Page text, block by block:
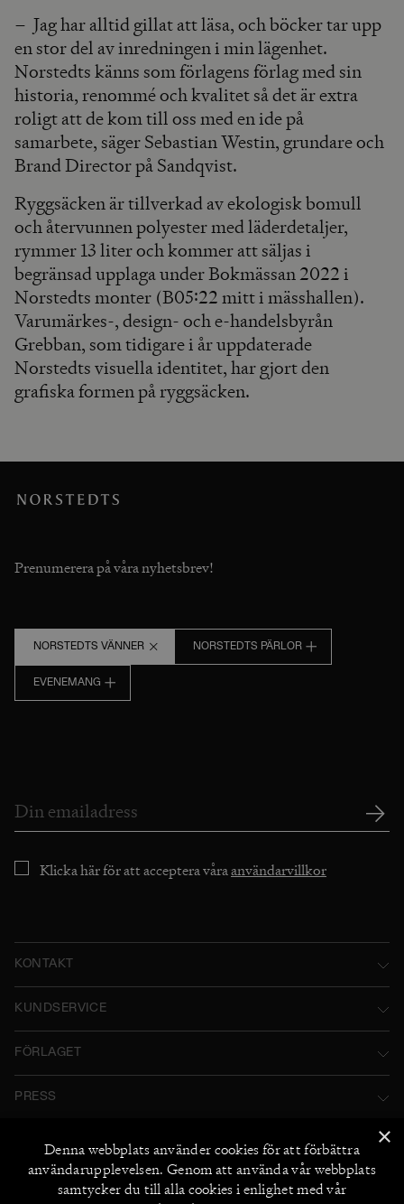
– Jag har alltid gillat att läsa, och böcker tar upp
en stor del av inredningen i min lägenhet.
Norstedts känns som förlagens förlag med sin
historia, renommé och kvalitet så det är extra
roligt att de kom till oss med en ide på
samarbete, säger Sebastian Westin, grundare och
Brand Director på Sandqvist.
Ryggsäcken är tillverkad av ekologisk bomull
och återvunnen polyester med läderdetaljer,
rymmer 13 liter och kommer att säljas i
begränsad upplaga under Bokmässan 2022 i
Norstedts monter (B05:22 mitt i mässhallen).
Varumärkes-, design- och e-handelsbyrån
Grebban, som tidigare i år uppdaterade
Norstedts visuella identitet, har gjort den
grafiska formen på ryggsäcken.
Prenumerera på våra nyhetsbrev!
NORSTEDTS VÄNNER NORSTEDTS PÄRLOR
EVENEMANG
Klicka här för att acceptera våraanvändarvillkor
KONTAKT
P.O. Box 2052
Besöksadress: Tryckerigatan 4
+46 (0) 8 769 88 00
KUNDSERVICE
Användarvillkor
Cookiepolicy
FÖRLAGET
Norstedts Agency
Miljö och hållbarhet
PRESS
Bildarkiv
Recensionsexemplar
Instagram
©Norstedts
×
Denna webbplats använder cookies för att förbättra
användarupplevelsen. Genom att använda vår webbplats
samtycker du till alla cookies i enlighet med vår